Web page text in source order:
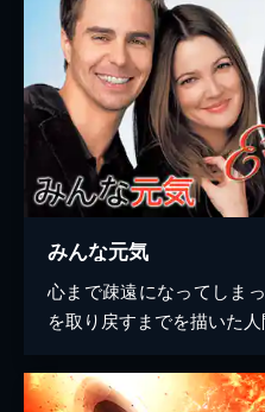
みんな元気
心まで疎遠になってしま
を取り戻すまでを描いた